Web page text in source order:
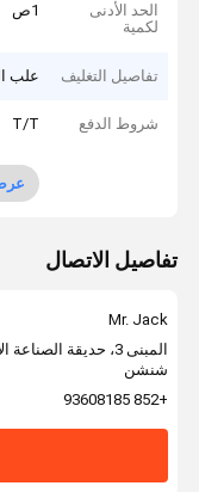
الحد الأدنى
لكمية
1ص
تفاصيل التغليف علب
شروط الدفع T/T
تفاصيل الاتصال
Mr. Jack
المبنى 3، حديقة
شنشن
+852 93608185